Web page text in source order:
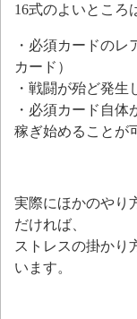
16式のよいところ
・必須カードの
カード）
・戦闘が殆ど発
・必須カード自
稼ぎ始めることが
実際にほかのやり
だければ、
ストレスの掛かり
います。